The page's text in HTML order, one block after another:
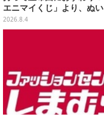
エニマイくじ」より、ぬ
画像が初公開
2026.8.4